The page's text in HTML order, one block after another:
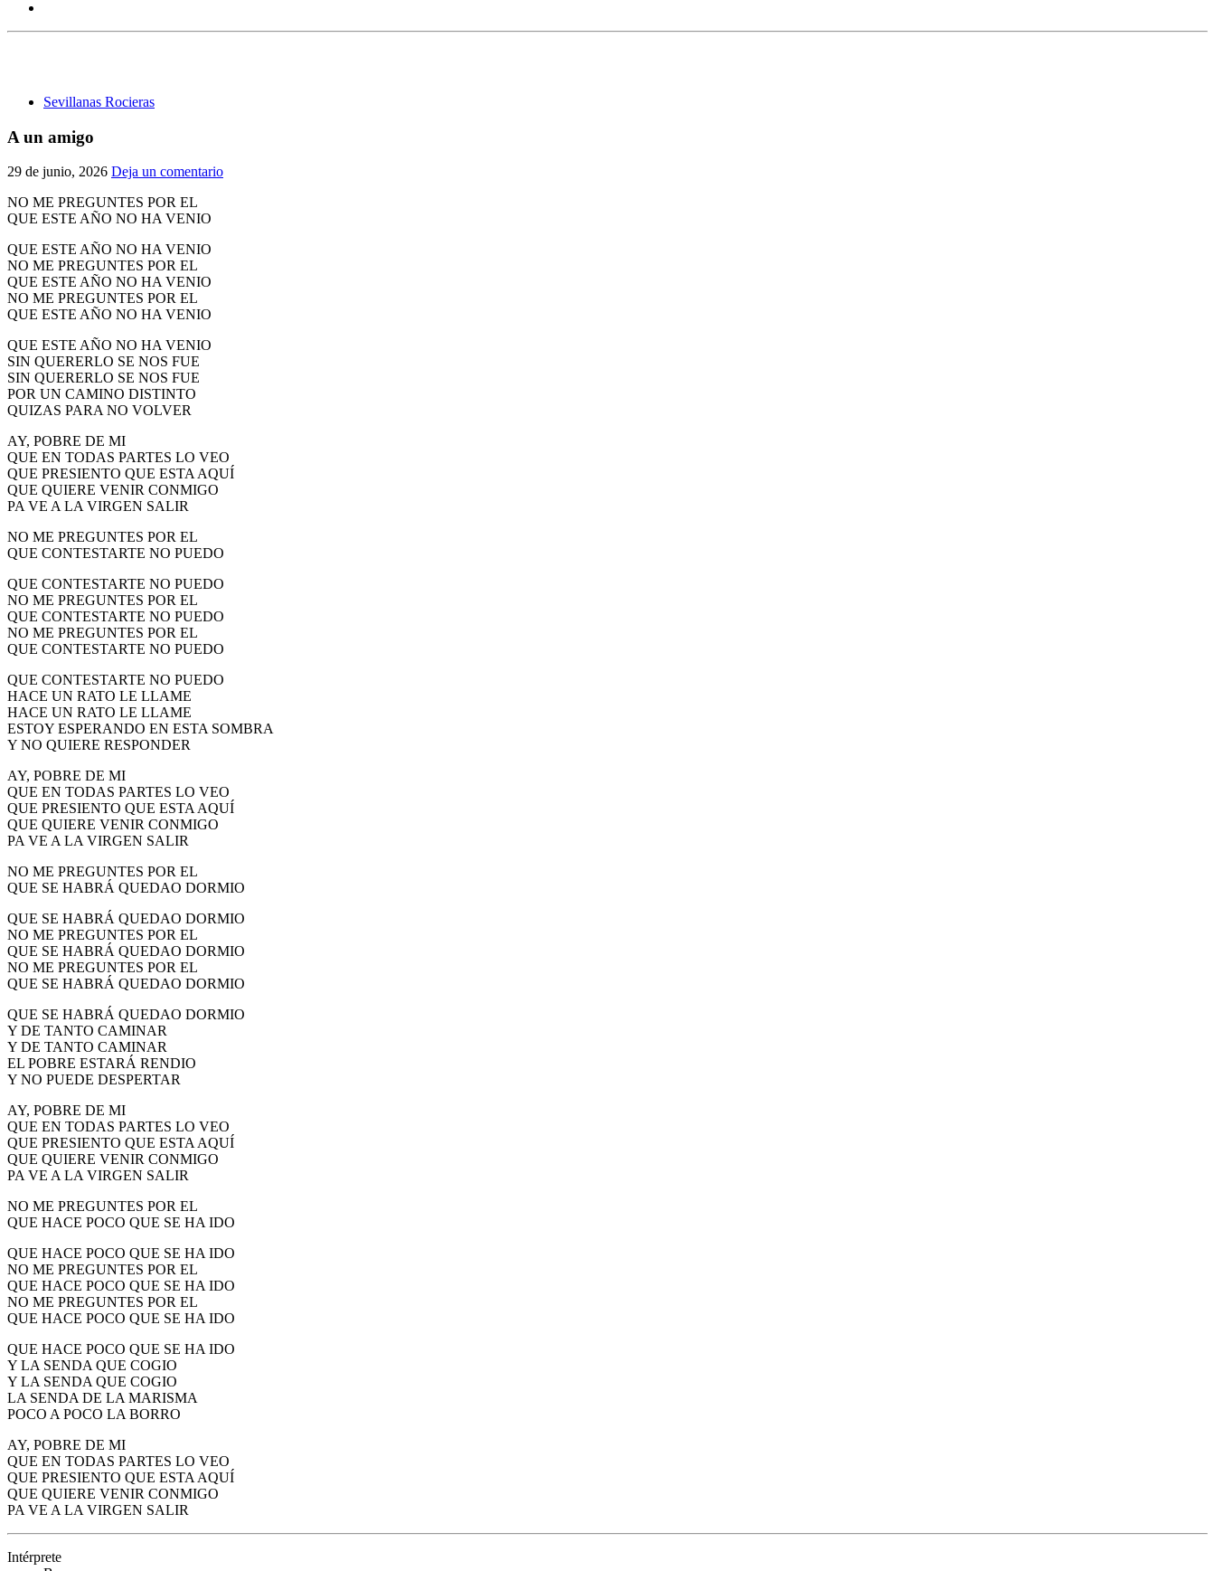
Sevillanas Rocieras
A un amigo
29 de junio, 2026 Deja un comentario
NO ME PREGUNTES POR EL
QUE ESTE AÑO NO HA VENIO
QUE ESTE AÑO NO HA VENIO
NO ME PREGUNTES POR EL
QUE ESTE AÑO NO HA VENIO
NO ME PREGUNTES POR EL
QUE ESTE AÑO NO HA VENIO
QUE ESTE AÑO NO HA VENIO
SIN QUERERLO SE NOS FUE
SIN QUERERLO SE NOS FUE
POR UN CAMINO DISTINTO
QUIZAS PARA NO VOLVER
AY, POBRE DE MI
QUE EN TODAS PARTES LO VEO
QUE PRESIENTO QUE ESTA AQUÍ
QUE QUIERE VENIR CONMIGO
PA VE A LA VIRGEN SALIR
NO ME PREGUNTES POR EL
QUE CONTESTARTE NO PUEDO
QUE CONTESTARTE NO PUEDO
NO ME PREGUNTES POR EL
QUE CONTESTARTE NO PUEDO
NO ME PREGUNTES POR EL
QUE CONTESTARTE NO PUEDO
QUE CONTESTARTE NO PUEDO
HACE UN RATO LE LLAME
HACE UN RATO LE LLAME
ESTOY ESPERANDO EN ESTA SOMBRA
Y NO QUIERE RESPONDER
AY, POBRE DE MI
QUE EN TODAS PARTES LO VEO
QUE PRESIENTO QUE ESTA AQUÍ
QUE QUIERE VENIR CONMIGO
PA VE A LA VIRGEN SALIR
NO ME PREGUNTES POR EL
QUE SE HABRÁ QUEDAO DORMIO
QUE SE HABRÁ QUEDAO DORMIO
NO ME PREGUNTES POR EL
QUE SE HABRÁ QUEDAO DORMIO
NO ME PREGUNTES POR EL
QUE SE HABRÁ QUEDAO DORMIO
QUE SE HABRÁ QUEDAO DORMIO
Y DE TANTO CAMINAR
Y DE TANTO CAMINAR
EL POBRE ESTARÁ RENDIO
Y NO PUEDE DESPERTAR
AY, POBRE DE MI
QUE EN TODAS PARTES LO VEO
QUE PRESIENTO QUE ESTA AQUÍ
QUE QUIERE VENIR CONMIGO
PA VE A LA VIRGEN SALIR
NO ME PREGUNTES POR EL
QUE HACE POCO QUE SE HA IDO
QUE HACE POCO QUE SE HA IDO
NO ME PREGUNTES POR EL
QUE HACE POCO QUE SE HA IDO
NO ME PREGUNTES POR EL
QUE HACE POCO QUE SE HA IDO
QUE HACE POCO QUE SE HA IDO
Y LA SENDA QUE COGIO
Y LA SENDA QUE COGIO
LA SENDA DE LA MARISMA
POCO A POCO LA BORRO
AY, POBRE DE MI
QUE EN TODAS PARTES LO VEO
QUE PRESIENTO QUE ESTA AQUÍ
QUE QUIERE VENIR CONMIGO
PA VE A LA VIRGEN SALIR
Intérprete